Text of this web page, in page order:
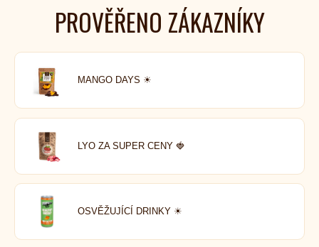
PROVĚŘENO ZÁKAZNÍKY
MANGO DAYS ☀
LYO ZA SUPER CENY 🍓
OSVĚŽUJÍCÍ DRINKY ☀